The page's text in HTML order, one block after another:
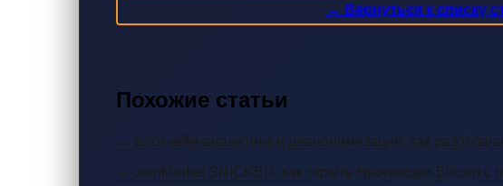
← Вернуться к списку
Похожие статьи
→ Блокчейн-аналитика и деанонимизация: как
→ JoinMarket SNICKER: как скрыть транзакции Bitcoin